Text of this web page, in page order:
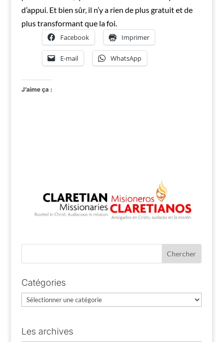
d’appui. Et bien sûr, il n’y a rien de plus gratuit et de
plus transformant que la foi.
Facebook Imprimer
E-mail WhatsApp
J’aime ça :
Catégories
Catégories
Les archives